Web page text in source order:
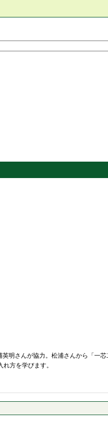
明さんが協力。松浦さんから「一
方を学びます。